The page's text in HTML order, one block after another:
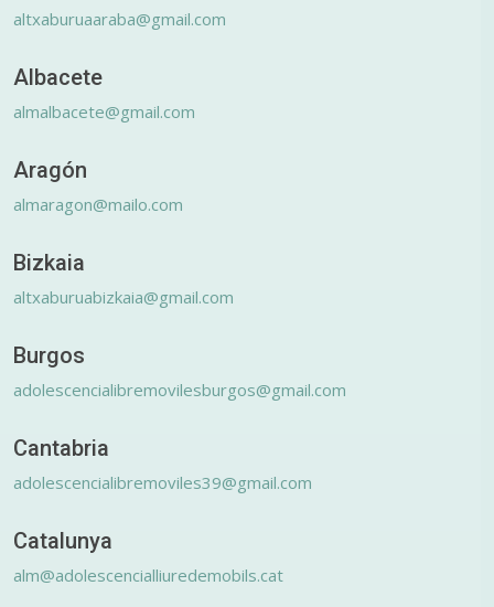
altxaburuaaraba@gmail.com
Albacete
almalbacete@gmail.com
Aragón
almaragon@mailo.com
Bizkaia
altxaburuabizkaia@gmail.com
Burgos
adolescencialibremovilesburgos@gmail.com
Cantabria
adolescencialibremoviles39@gmail.com
Catalunya
alm@adolescencialliuredemobils.cat